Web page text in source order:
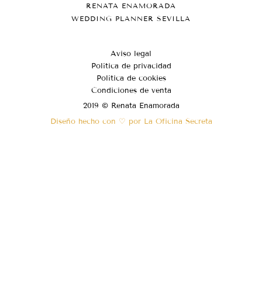
RENATA ENAMORADA
WEDDING PLANNER SEVILLA
Aviso legal
Política de privacidad
Política de cookies
Condiciones de venta
2019 © Renata Enamorada
Diseño hecho con ♡ por La Oficina Secreta